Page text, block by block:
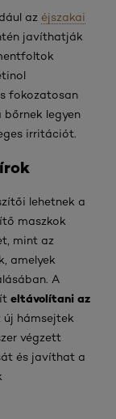
az éjszakai
javíthatják
fokozatosan
bőrnek legyen
irritációt.
lehetnek a
maszkok
mint az
amelyek
A
eltávolítani az
új hámsejtek
végzett
és javíthat a